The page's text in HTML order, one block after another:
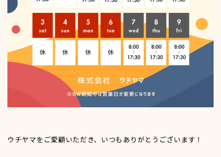
玄関・浴室ドア
エクステリア(外構)
会社情報&スタッフ紹介
採用情報
ウチヤマをご愛顧いただき、いつもありがとうございます！